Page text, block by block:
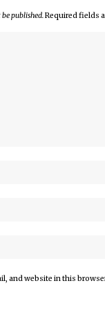
published.Required fields
and website in this